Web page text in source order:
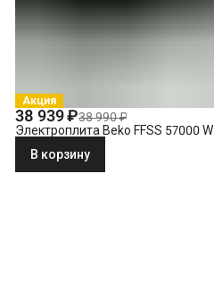
Акция
38 939 ₽38 990 ₽
Электроплита Beko FFSS 57000 W
В корзину